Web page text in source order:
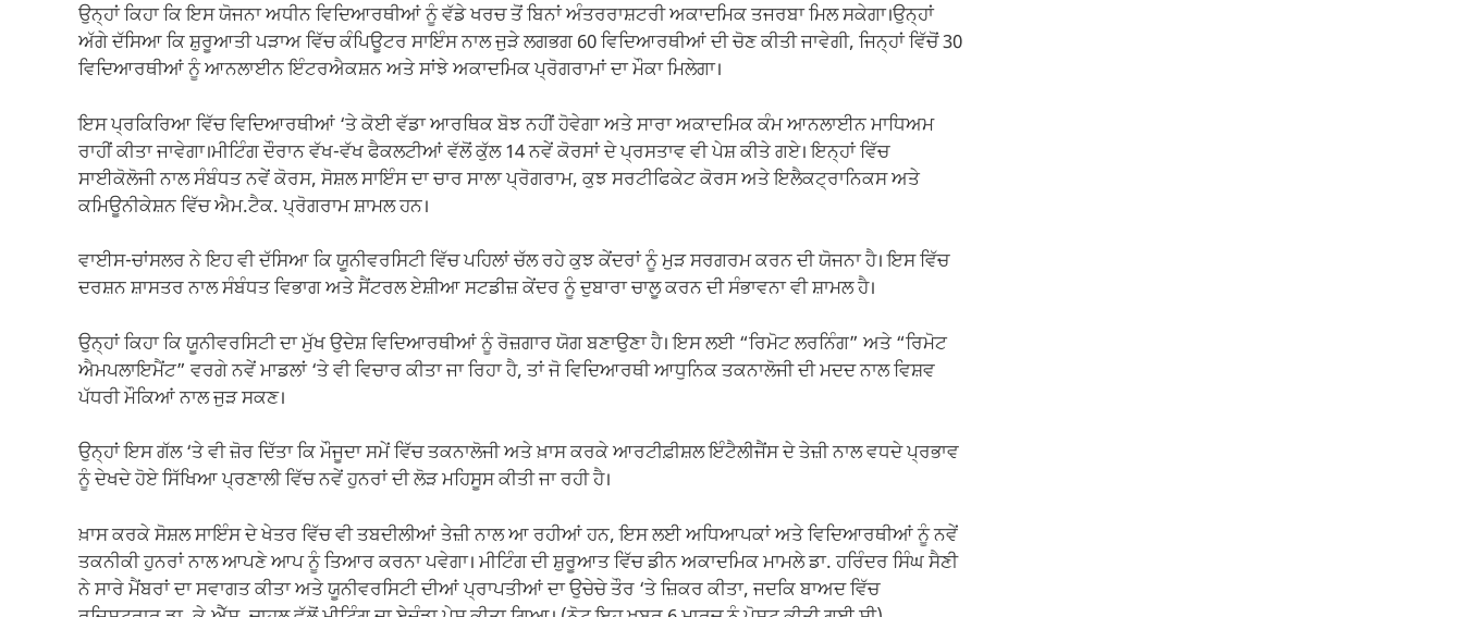
ਉਨ੍ਹਾਂ ਕਿਹਾ ਕਿ ਇਸ ਯੋਜਨਾ ਅਧੀਨ ਵਿਦਿਆਰਥੀਆਂ ਨੂੰ ਵੱਡੇ ਖਰਚ ਤੋਂ ਬਿਨਾਂ ਅੰਤਰਰਾਸ਼ਟਰੀ ਅਕਾਦਮਿਕ ਤਜਰਬਾ ਮਿਲ ਸਕੇਗਾ।ਉਨ੍ਹਾਂ
ਅੱਗੇ ਦੱਸਿਆ ਕਿ ਸ਼ੁਰੂਆਤੀ ਪੜਾਅ ਵਿੱਚ ਕੰਪਿਊਟਰ ਸਾਇੰਸ ਨਾਲ ਜੁੜੇ ਲਗਭਗ 60 ਵਿਦਿਆਰਥੀਆਂ ਦੀ ਚੋਣ ਕੀਤੀ ਜਾਵੇਗੀ, ਜਿਨ੍ਹਾਂ ਵਿੱਚੋਂ 30
ਵਿਦਿਆਰਥੀਆਂ ਨੂੰ ਆਨਲਾਈਨ ਇੰਟਰਐਕਸ਼ਨ ਅਤੇ ਸਾਂਝੇ ਅਕਾਦਮਿਕ ਪ੍ਰੋਗਰਾਮਾਂ ਦਾ ਮੌਕਾ ਮਿਲੇਗਾ।
ਇਸ ਪ੍ਰਕਿਰਿਆ ਵਿੱਚ ਵਿਦਿਆਰਥੀਆਂ ‘ਤੇ ਕੋਈ ਵੱਡਾ ਆਰਥਿਕ ਬੋਝ ਨਹੀਂ ਹੋਵੇਗਾ ਅਤੇ ਸਾਰਾ ਅਕਾਦਮਿਕ ਕੰਮ ਆਨਲਾਈਨ ਮਾਧਿਅਮ
ਰਾਹੀਂ ਕੀਤਾ ਜਾਵੇਗਾ।ਮੀਟਿੰਗ ਦੌਰਾਨ ਵੱਖ-ਵੱਖ ਫੈਕਲਟੀਆਂ ਵੱਲੋਂ ਕੁੱਲ 14 ਨਵੇਂ ਕੋਰਸਾਂ ਦੇ ਪ੍ਰਸਤਾਵ ਵੀ ਪੇਸ਼ ਕੀਤੇ ਗਏ। ਇਨ੍ਹਾਂ ਵਿੱਚ
ਸਾਈਕੋਲੋਜੀ ਨਾਲ ਸੰਬੰਧਤ ਨਵੇਂ ਕੋਰਸ, ਸੋਸ਼ਲ ਸਾਇੰਸ ਦਾ ਚਾਰ ਸਾਲਾ ਪ੍ਰੋਗਰਾਮ, ਕੁਝ ਸਰਟੀਫਿਕੇਟ ਕੋਰਸ ਅਤੇ ਇਲੈਕਟ੍ਰਾਨਿਕਸ ਅਤੇ
ਕਮਿਊਨੀਕੇਸ਼ਨ ਵਿੱਚ ਐਮ.ਟੈਕ. ਪ੍ਰੋਗਰਾਮ ਸ਼ਾਮਲ ਹਨ।
ਵਾਈਸ-ਚਾਂਸਲਰ ਨੇ ਇਹ ਵੀ ਦੱਸਿਆ ਕਿ ਯੂਨੀਵਰਸਿਟੀ ਵਿੱਚ ਪਹਿਲਾਂ ਚੱਲ ਰਹੇ ਕੁਝ ਕੇਂਦਰਾਂ ਨੂੰ ਮੁੜ ਸਰਗਰਮ ਕਰਨ ਦੀ ਯੋਜਨਾ ਹੈ। ਇਸ ਵਿੱਚ
ਦਰਸ਼ਨ ਸ਼ਾਸਤਰ ਨਾਲ ਸੰਬੰਧਤ ਵਿਭਾਗ ਅਤੇ ਸੈਂਟਰਲ ਏਸ਼ੀਆ ਸਟਡੀਜ਼ ਕੇਂਦਰ ਨੂੰ ਦੁਬਾਰਾ ਚਾਲੂ ਕਰਨ ਦੀ ਸੰਭਾਵਨਾ ਵੀ ਸ਼ਾਮਲ ਹੈ।
ਉਨ੍ਹਾਂ ਕਿਹਾ ਕਿ ਯੂਨੀਵਰਸਿਟੀ ਦਾ ਮੁੱਖ ਉਦੇਸ਼ ਵਿਦਿਆਰਥੀਆਂ ਨੂੰ ਰੋਜ਼ਗਾਰ ਯੋਗ ਬਣਾਉਣਾ ਹੈ। ਇਸ ਲਈ “ਰਿਮੋਟ ਲਰਨਿੰਗ” ਅਤੇ “ਰਿਮੋਟ
ਐਮਪਲਾਇਮੈਂਟ” ਵਰਗੇ ਨਵੇਂ ਮਾਡਲਾਂ ‘ਤੇ ਵੀ ਵਿਚਾਰ ਕੀਤਾ ਜਾ ਰਿਹਾ ਹੈ, ਤਾਂ ਜੋ ਵਿਦਿਆਰਥੀ ਆਧੁਨਿਕ ਤਕਨਾਲੋਜੀ ਦੀ ਮਦਦ ਨਾਲ ਵਿਸ਼ਵ
ਪੱਧਰੀ ਮੌਕਿਆਂ ਨਾਲ ਜੁੜ ਸਕਣ।
ਉਨ੍ਹਾਂ ਇਸ ਗੱਲ ‘ਤੇ ਵੀ ਜ਼ੋਰ ਦਿੱਤਾ ਕਿ ਮੌਜੂਦਾ ਸਮੇਂ ਵਿੱਚ ਤਕਨਾਲੋਜੀ ਅਤੇ ਖ਼ਾਸ ਕਰਕੇ ਆਰਟੀਫ਼ੀਸ਼ਲ ਇੰਟੈਲੀਜੈਂਸ ਦੇ ਤੇਜ਼ੀ ਨਾਲ ਵਧਦੇ ਪ੍ਰਭਾਵ
ਨੂੰ ਦੇਖਦੇ ਹੋਏ ਸਿੱਖਿਆ ਪ੍ਰਣਾਲੀ ਵਿੱਚ ਨਵੇਂ ਹੁਨਰਾਂ ਦੀ ਲੋੜ ਮਹਿਸੂਸ ਕੀਤੀ ਜਾ ਰਹੀ ਹੈ।
ਖ਼ਾਸ ਕਰਕੇ ਸੋਸ਼ਲ ਸਾਇੰਸ ਦੇ ਖੇਤਰ ਵਿੱਚ ਵੀ ਤਬਦੀਲੀਆਂ ਤੇਜ਼ੀ ਨਾਲ ਆ ਰਹੀਆਂ ਹਨ, ਇਸ ਲਈ ਅਧਿਆਪਕਾਂ ਅਤੇ ਵਿਦਿਆਰਥੀਆਂ ਨੂੰ ਨਵੇਂ
ਤਕਨੀਕੀ ਹੁਨਰਾਂ ਨਾਲ ਆਪਣੇ ਆਪ ਨੂੰ ਤਿਆਰ ਕਰਨਾ ਪਵੇਗਾ। ਮੀਟਿੰਗ ਦੀ ਸ਼ੁਰੂਆਤ ਵਿੱਚ ਡੀਨ ਅਕਾਦਮਿਕ ਮਾਮਲੇ ਡਾ. ਹਰਿੰਦਰ ਸਿੰਘ ਸੈਣੀ
ਨੇ ਸਾਰੇ ਮੈਂਬਰਾਂ ਦਾ ਸਵਾਗਤ ਕੀਤਾ ਅਤੇ ਯੂਨੀਵਰਸਿਟੀ ਦੀਆਂ ਪ੍ਰਾਪਤੀਆਂ ਦਾ ਉਚੇਚੇ ਤੌਰ ‘ਤੇ ਜ਼ਿਕਰ ਕੀਤਾ, ਜਦਕਿ ਬਾਅਦ ਵਿੱਚ